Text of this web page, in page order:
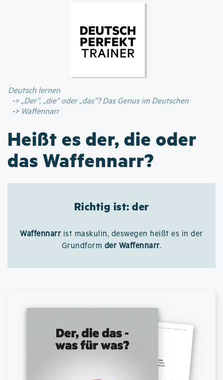
Inhalt
Deutsch lernen
„Der”, „die” oder „das”? Das Genus im Deutschen
Waffennarr
Heißt es der, die oder
das Waffennarr?
Richtig ist: der
Waffennarr ist maskulin, deswegen heißt es in der
Grundform der Waffennarr.